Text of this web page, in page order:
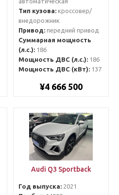
Тип кузова:кроссовер/
внедорожник
Привод:передний привод
Суммарная мощность
(л.с.):186
Мощность ДВС (л.с.):186
Мощность ДВС (кВт):137
¥4 666 500
Audi Q3 Sportback
Год выпуска:2021